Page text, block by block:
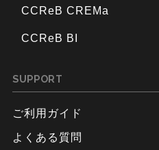
CCReB CREMa
CCReB BI
SUPPORT
ご利用ガイド
よくある質問